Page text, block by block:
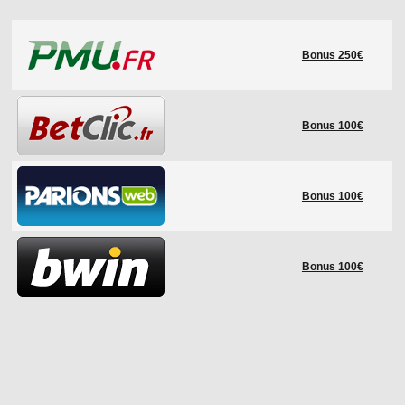
LES STADES
HISTORIQUE
COUPE DES CONFÉDÉRATIONS
Bonus 250€
Bonus 100€
Bonus 100€
Bonus 100€